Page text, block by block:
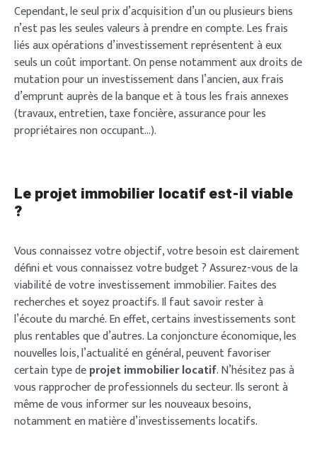
Cependant, le seul prix d’acquisition d’un ou plusieurs biens
n’est pas les seules valeurs à prendre en compte. Les frais
liés aux opérations d’investissement représentent à eux
seuls un coût important. On pense notamment aux droits de
mutation pour un investissement dans l’ancien, aux frais
d’emprunt auprès de la banque et à tous les frais annexes
(travaux, entretien, taxe foncière, assurance pour les
propriétaires non occupant…).
Le projet immobilier locatif est-il viable
?
Vous connaissez votre objectif, votre besoin est clairement
défini et vous connaissez votre budget ? Assurez-vous de la
viabilité de votre investissement immobilier. Faites des
recherches et soyez proactifs. Il faut savoir rester à
l’écoute du marché. En effet, certains investissements sont
plus rentables que d’autres. La conjoncture économique, les
nouvelles lois, l’actualité en général, peuvent favoriser
certain type deprojet immobilier locatif. N’hésitez pas à
vous rapprocher de professionnels du secteur. Ils seront à
même de vous informer sur les nouveaux besoins,
notamment en matière d’investissements locatifs.